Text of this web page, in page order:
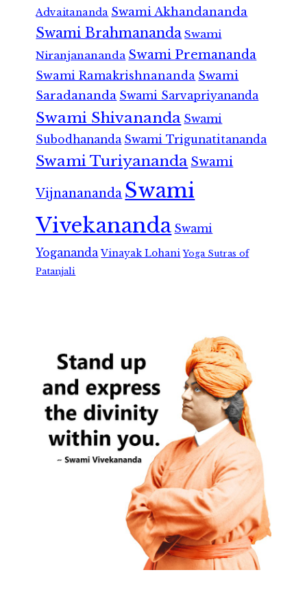
Advaitananda Swami Akhandananda
Swami Brahmananda Swami
Niranjanananda Swami Premananda
Swami Ramakrishnananda Swami
Saradananda Swami Sarvapriyananda
Swami Shivananda Swami
Subodhananda Swami Trigunatitananda
Swami Turiyananda Swami
Vijnanananda Swami
Vivekananda Swami
Yogananda Vinayak Lohani Yoga Sutras of
Patanjali